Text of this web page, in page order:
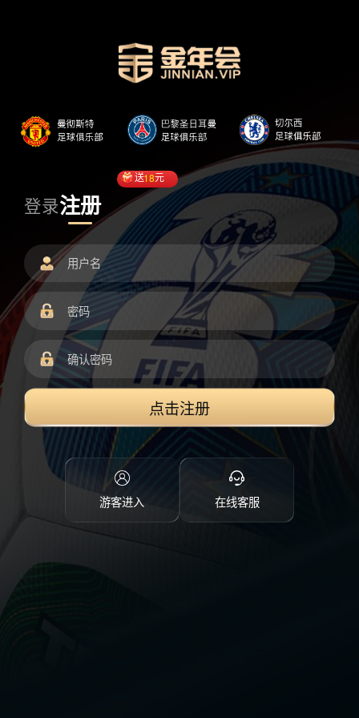
登录注册
送18元
点击注册
游客进入 在线客服